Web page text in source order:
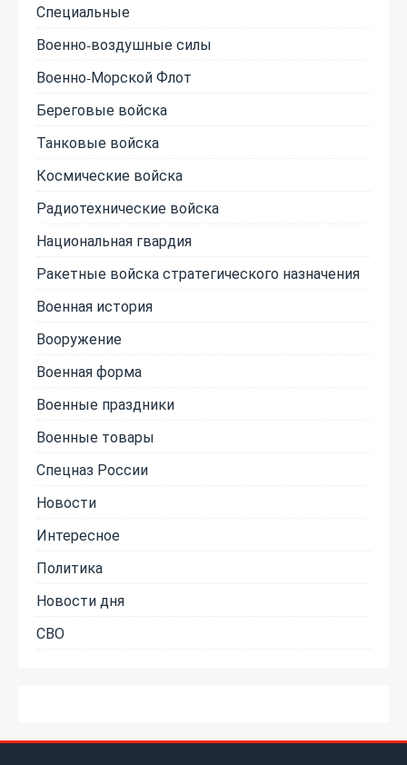
Специальные
Военно-воздушные силы
Военно-Морской Флот
Береговые войска
Танковые войска
Космические войска
Радиотехнические войска
Национальная гвардия
Ракетные войска стратегического назначения
Военная история
Вооружение
Военная форма
Военные праздники
Военные товары
Спецназ России
Новости
Интересное
Политика
Новости дня
СВО